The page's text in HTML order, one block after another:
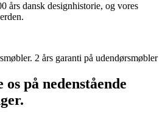
års dansk designhistorie, og vores
2 års garanti på udendørsmøbler
på nedenstående